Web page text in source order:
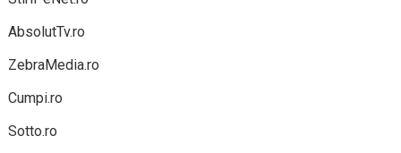
AbsolutTv.ro
ZebraMedia.ro
Cumpi.ro
Sotto.ro